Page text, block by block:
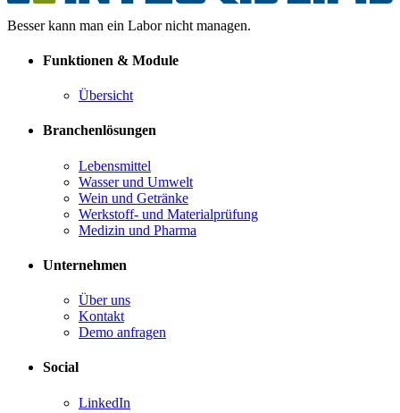
Besser kann man ein Labor nicht managen.
Funktionen & Module
Übersicht
Branchenlösungen
Lebensmittel
Wasser und Umwelt
Wein und Getränke
Werkstoff- und Materialprüfung
Medizin und Pharma
Unternehmen
Über uns
Kontakt
Demo anfragen
Social
LinkedIn